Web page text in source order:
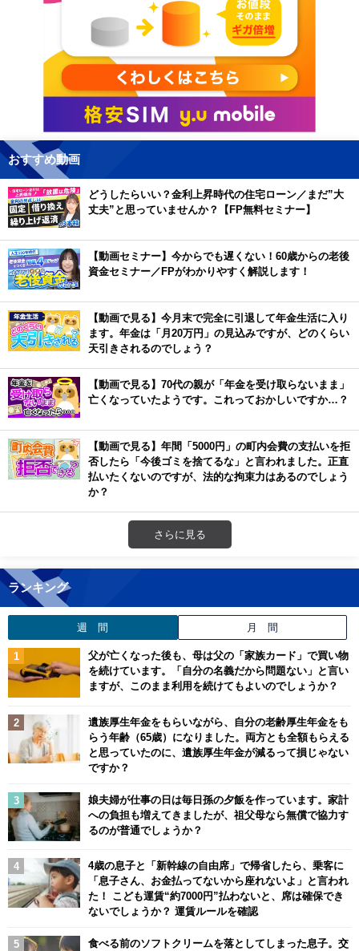
おすすめ動画
どうしたらいい？金利上昇時代の住宅ローン／まだ”大
丈夫”と思っていませんか？【FP無料セミナー】
【動画セミナー】今からでも遅くない！60歳からの老後
資金セミナー／FPがわかりやすく解説します！
【動画で見る】今月末で完全に引退して年金生活に入り
ます。年金は「月20万円」の見込みですが、どのくらい
天引きされるのでしょう？
【動画で見る】70代の親が「年金を受け取らないまま」
亡くなっていたようです。これっておかしいですか…？
【動画で見る】年間「5000円」の町内会費の支払いを拒
否したら「今後ゴミを捨てるな」と言われました。正直
払いたくないのですが、法的な拘束力はあるのでしょう
か？
さらに見る
ランキング
週 間 月 間
父が亡くなった後も、母は父の「家族カード」で買い物
を続けています。「自分の名義だから問題ない」と言い
ますが、このまま利用を続けてもよいのでしょうか？
遺族厚生年金をもらいながら、自分の老齢厚生年金をも
らう年齢（65歳）になりました。両方とも全額もらえる
と思っていたのに、遺族厚生年金が減るって損じゃない
ですか？
娘夫婦が仕事の日は毎日孫の夕飯を作っています。家計
への負担も増えてきましたが、祖父母なら無償で協力す
るのが普通でしょうか？
4歳の息子と「新幹線の自由席」で帰省したら、乗客に
「息子さん、お金払ってないから座れないよ」と言われ
た！ こども運賃“約7000円”払わないと、席は確保でき
ないでしょうか？ 運賃ルールを確認
食べる前のソフトクリームを落としてしまった息子。交